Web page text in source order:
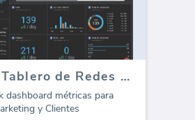
Facebook Tablero de Redes Sociales - Resumen
dashboard métricas para
y Clientes